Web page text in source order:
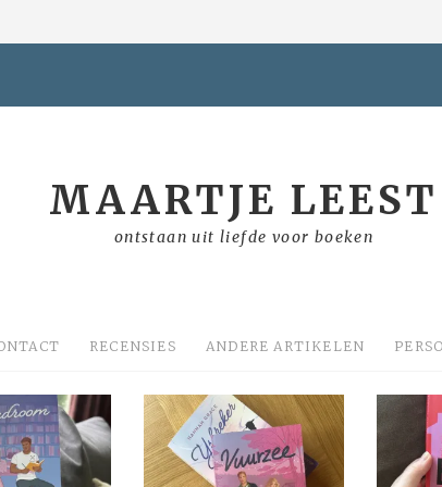
MAARTJE LEEST
ontstaan uit liefde voor boeken
RECENSIES ANDERE ARTIKELEN